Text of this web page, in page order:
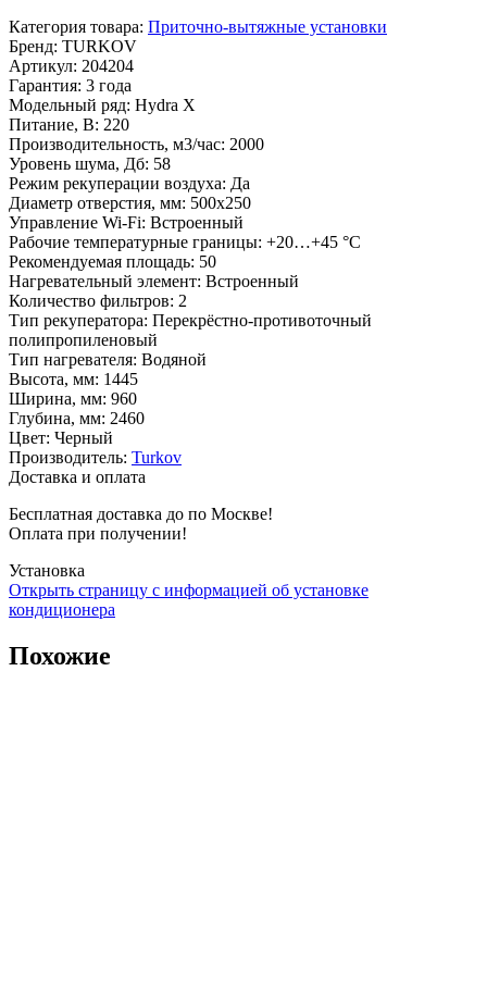
Категория товара: Приточно-вытяжные установки
Бренд: TURKOV
Артикул: 204204
Гарантия: 3 года
Модельный ряд: Hydra X
Питание, В: 220
Производительность, м3/час: 2000
Уровень шума, Дб: 58
Режим рекуперации воздуха: Да
Диаметр отверстия, мм: 500x250
Управление Wi-Fi: Встроенный
Рабочие температурные границы: +20…+45 °C
Рекомендуемая площадь: 50
Нагревательный элемент: Встроенный
Количество фильтров: 2
Тип рекуператора: Перекрёстно-противоточный
полипропиленовый
Тип нагревателя: Водяной
Высота, мм: 1445
Ширина, мм: 960
Глубина, мм: 2460
Цвет: Черный
Производитель: Turkov
Доставка и оплата
Бесплатная доставка до по Москве!
Оплата при получении!
Установка
Открыть страницу с информацией об установке
кондиционера
Похожие